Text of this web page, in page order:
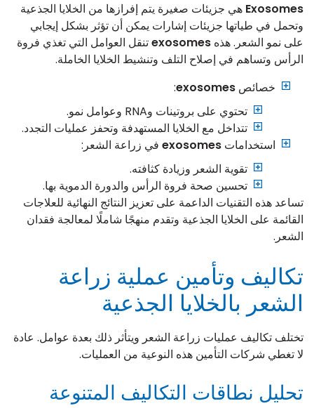
Exosomes هي جزيئات صغيرة يتم إفرازها من الخلايا الجذعية
وتحمل في طياتها جزيئات إشارات يمكن أن تؤثر بشكل إيجابي
على نمو الشعر. هذه exosomesتنقل العوامل التي تغذي فروة
الرأس وتساهم في إصلاح التلف وتنشيط الخلايا الخاملة.
خصائص exosomes
:
تحتوي على بروتينات وRNA وعوامل نمو.
تتداخل مع الخلايا المستهدفة وتحفز عمليات التجدد.
استخدامات exosomes في زراعة الشعر:
تقوية الشعر وزيادة كثافته.
تحسين صحة فروة الرأس والدورة الدموية بها.
تساعد هذه التقنيات الداعمة على تعزيز النتائج النهائية للعلاجات
القائمة على الخلايا الجذعية وتقدم منهجًا شاملًا لمعالجة فقدان
الشعر.
تكاليف وتأمين عملية زراعة
الشعر بالخلايا الجذعية
تختلف تكاليف عمليات زراعة الشعر ويتأثر ذلك بعدة عوامل. عادة
لا تغطي شركات التأمين هذه النوعية من العمليات.
تحليل نطاقات التكاليف المتنوعة